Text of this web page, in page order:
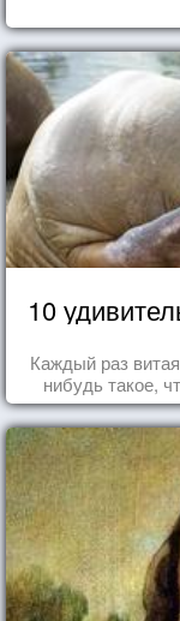
10
Каждый раз
нибудь такое,